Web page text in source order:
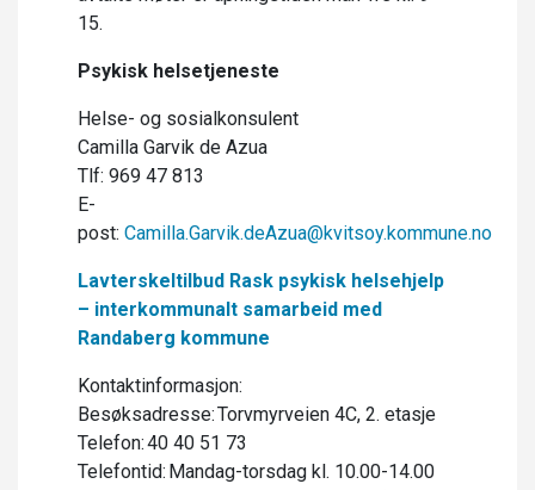
15.
Psykisk helsetjeneste
Helse- og sosialkonsulent
Camilla Garvik de Azua
Tlf: 969 47 813
E-
post: Camilla.Garvik.deAzua@kvitsoy.kommune.no
Lavterskeltilbud Rask psykisk helsehjelp
– interkommunalt samarbeid med
Randaberg kommune
Kontaktinformasjon:
Besøksadresse: Torvmyrveien 4C, 2. etasje
Telefon: 40 40 51 73
Telefontid: Mandag-torsdag kl. 10.00-14.00